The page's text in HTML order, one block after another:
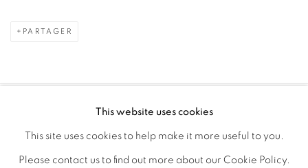
PARTAGER
MANAGE COOKIES
COPYRIGHT © 2026 GALERIE CÉCILE FAKHOURY
SITE BY ARTLOGIC
This website uses cookies
This site uses cookies to help make it more useful to you.
Please contact us to find out more about our Cookie Policy.